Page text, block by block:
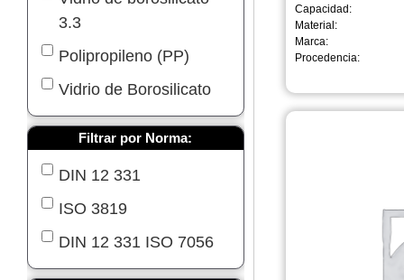
90 mm
80 mm
70 mm
60 mm
70 mm
60 mm
47 mm
35 mm
3.3
Polipropileno (PP)
Vidrio de Borosilicato
Filtrar por Norma:
DIN 12 331
ISO 3819
DIN 12 331 ISO 7056
Capacidad:
Material:
Marca:
Procedencia: